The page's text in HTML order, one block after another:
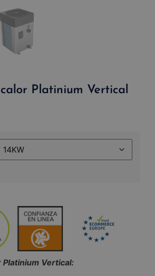
Platinium Vertical
Platinium Vertical: